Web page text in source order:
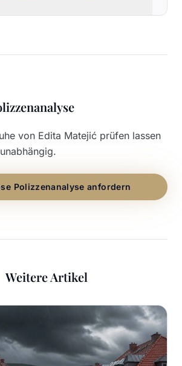
von Edita Matejić prüfen lassen
Polizzenanalyse anfordern
Weitere Artikel